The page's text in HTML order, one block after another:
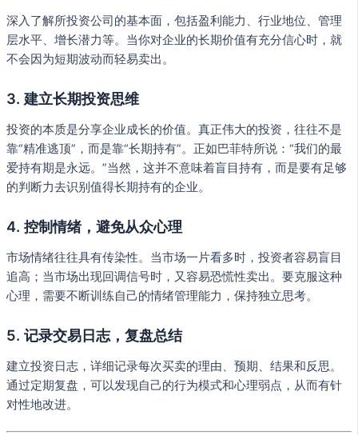
深入了解所投资公司的基本面，包括盈利能力、行业地位、管理
层水平、增长潜力等。当你对企业的长期价值有充分信心时，就
不会因为短期波动而轻易卖出。
3. 建立长期投资思维
投资的本质是分享企业成长的价值。真正伟大的投资，往往不是
靠“精准逃顶”，而是靠“长期持有”。正如巴菲特所说：“我们的最
爱持有期是永远。”当然，这并不意味着盲目持有，而是要有足够
的判断力去识别值得长期持有的企业。
4. 控制情绪，避免从众心理
市场情绪往往具有传染性。当市场一片看多时，投资者容易盲目
追高；当市场出现回调信号时，又容易恐慌性卖出。要克服这种
心理，需要不断训练自己的情绪管理能力，保持独立思考。
5. 记录交易日志，复盘总结
建立投资日志，详细记录每次买卖的理由、预期、结果和反思。
通过定期复盘，可以发现自己的行为模式和心理弱点，从而有针
对性地改进。